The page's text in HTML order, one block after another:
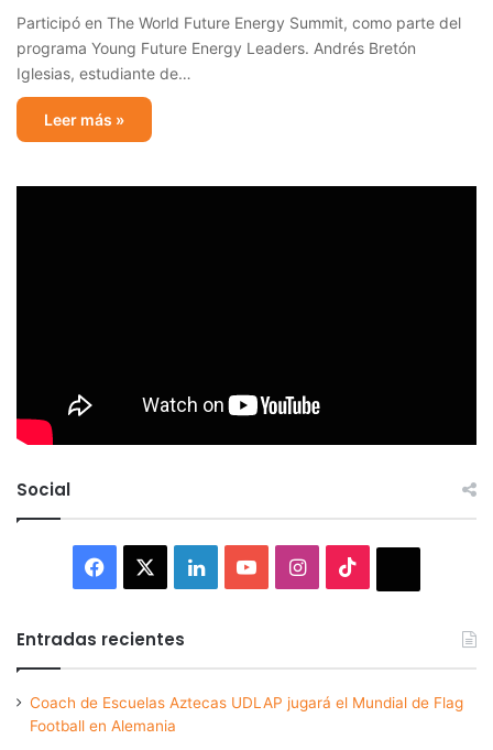
Participó en The World Future Energy Summit, como parte del
programa Young Future Energy Leaders. Andrés Bretón
Iglesias, estudiante de…
Leer más »
Social
Facebook LinkedInYouTubeInstagram
Entradas recientes
Coach de Escuelas Aztecas UDLAP jugará el Mundial de Flag
Football en Alemania